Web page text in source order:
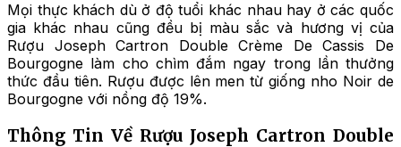
Mọi thực khách dù ở độ tuổi khác nhau hay ở các quốc
gia khác nhau cũng đều bị màu sắc và hương vị của
Rượu Joseph Cartron Double Crème De Cassis De
Bourgogne làm cho chìm đắm ngay trong lần thưởng
thức đầu tiên. Rượu được lên men từ giống nho Noir de
Bourgogne với nồng độ 19%.
Thông Tin Về Rượu Joseph Cartron Double